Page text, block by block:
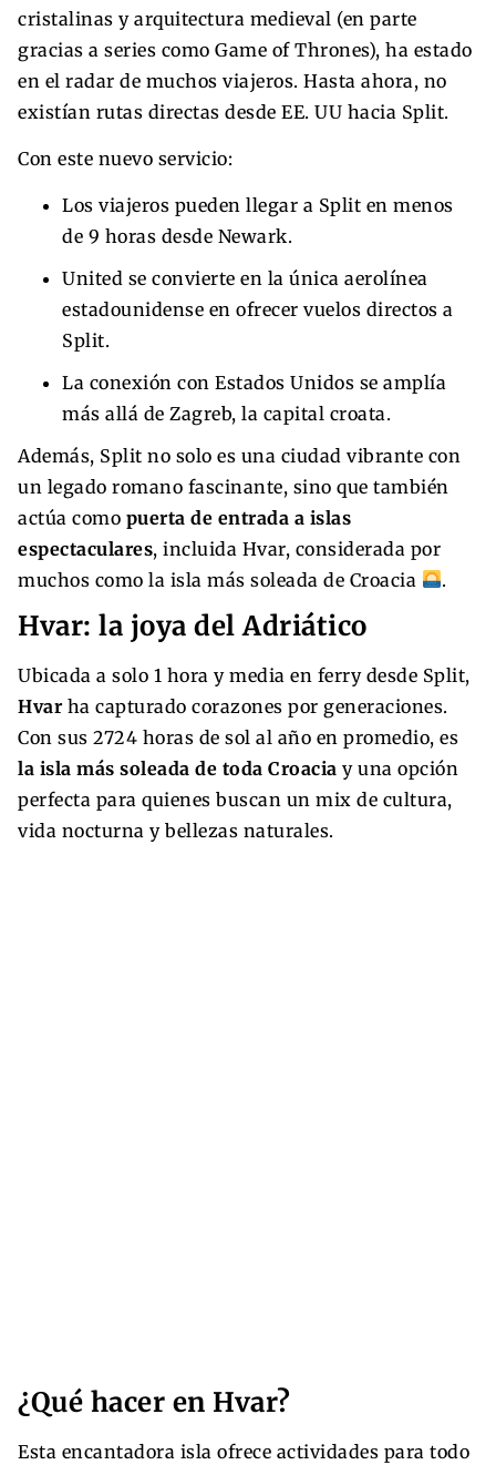
cristalinas y arquitectura medieval (en parte
gracias a series como Game of Thrones), ha estado
en el radar de muchos viajeros. Hasta ahora, no
existían rutas directas desde EE. UU hacia Split.
Con este nuevo servicio:
Los viajeros pueden llegar a Split en menos
de 9 horas desde Newark.
United se convierte en la única aerolínea
estadounidense en ofrecer vuelos directos a
Split.
La conexión con Estados Unidos se amplía
más allá de Zagreb, la capital croata.
Además, Split no solo es una ciudad vibrante con
un legado romano fascinante, sino que también
actúa como puerta de entrada a islas
espectaculares, incluida Hvar, considerada por
muchos como la isla más soleada de Croacia
.
Hvar: la joya del Adriático
Ubicada a solo 1 hora y media en ferry desde Split,
Hvarha capturado corazones por generaciones.
Con sus 2724 horas de sol al año en promedio, es
la isla más soleada de toda Croacia y una opción
perfecta para quienes buscan un mix de cultura,
vida nocturna y bellezas naturales.
¿Qué hacer en Hvar?
Esta encantadora isla ofrece actividades para todo